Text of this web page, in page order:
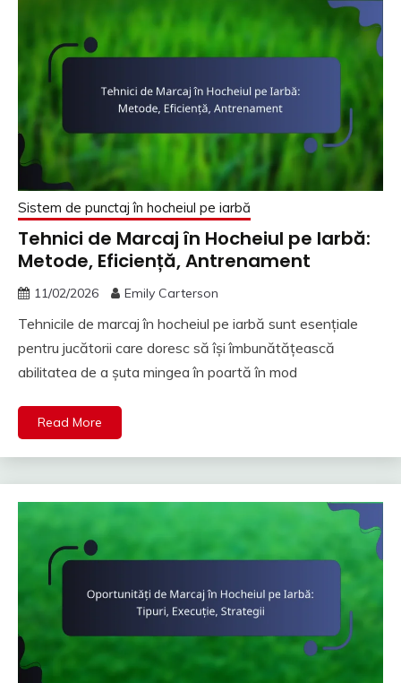
Sistem de punctaj în hocheiul pe iarbă
Tehnici de Marcaj în Hocheiul pe Iarbă:
Metode, Eficiență, Antrenament
11/02/2026 Emily Carterson
Tehnicile de marcaj în hocheiul pe iarbă sunt esențiale
pentru jucătorii care doresc să își îmbunătățească
abilitatea de a șuta mingea în poartă în mod
Read More